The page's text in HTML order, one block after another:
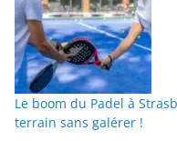
Le boom du Padel à
terrain sans galérer !